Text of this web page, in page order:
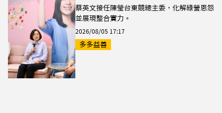
蔡英文接任陳瑩台東競總主委，化解綠營恩怨
並展現整合實力。
2026/08/05 17:17
多多益善